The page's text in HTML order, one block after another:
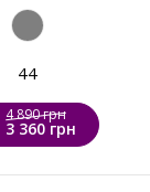
44
4 890 грн
3 360 грн